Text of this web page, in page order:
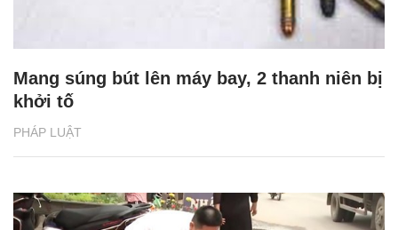
PHÁP LUẬT
Mang súng bút lên máy bay, 2 thanh niên bị
khởi tố